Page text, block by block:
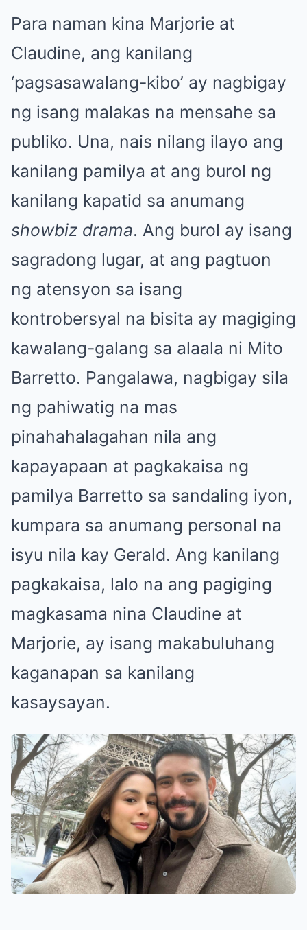
Para naman kina Marjorie at
Claudine, ang kanilang
‘pagsasawalang-kibo’ ay nagbigay
ng isang malakas na mensahe sa
publiko. Una, nais nilang ilayo ang
kanilang pamilya at ang burol ng
kanilang kapatid sa anumang
showbiz drama. Ang burol ay isang
sagradong lugar, at ang pagtuon
ng atensyon sa isang
kontrobersyal na bisita ay magiging
kawalang-galang sa alaala ni Mito
Barretto. Pangalawa, nagbigay sila
ng pahiwatig na mas
pinahahalagahan nila ang
kapayapaan at pagkakaisa ng
pamilya Barretto sa sandaling iyon,
kumpara sa anumang personal na
isyu nila kay Gerald. Ang kanilang
pagkakaisa, lalo na ang pagiging
magkasama nina Claudine at
Marjorie, ay isang makabuluhang
kaganapan sa kanilang
kasaysayan.